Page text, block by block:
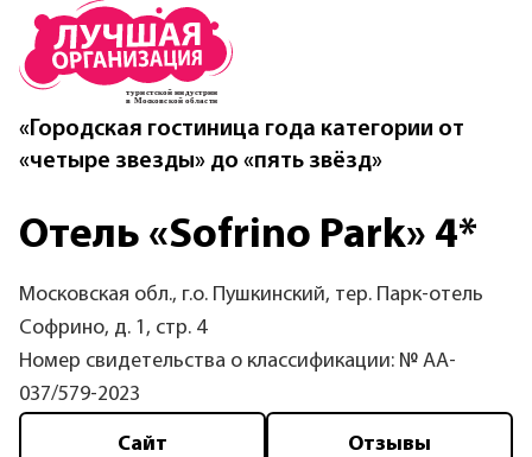
«Городская гостиница года категории от
«четыре звезды» до «пять звёзд»
Отель «Sofrino Park» 4*
Московская обл., г.о. Пушкинский, тер. Парк-отель
Софрино, д. 1, стр. 4
Номер свидетельства о классификации: № AA-
037/579-2023
Сайт Отзывы